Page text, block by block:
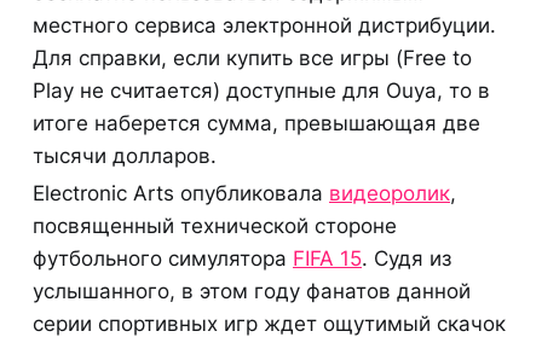
местного сервиса электронной дистрибуции.
Для справки, если купить все игры (Free to
Play не считается) доступные для Ouya, то в
итоге наберется сумма, превышающая две
тысячи долларов.
Electronic Arts опубликовала видеоролик,
посвященный технической стороне
футбольного симулятора FIFA 15. Судя из
услышанного, в этом году фанатов данной
серии спортивных игр ждет ощутимый скачок